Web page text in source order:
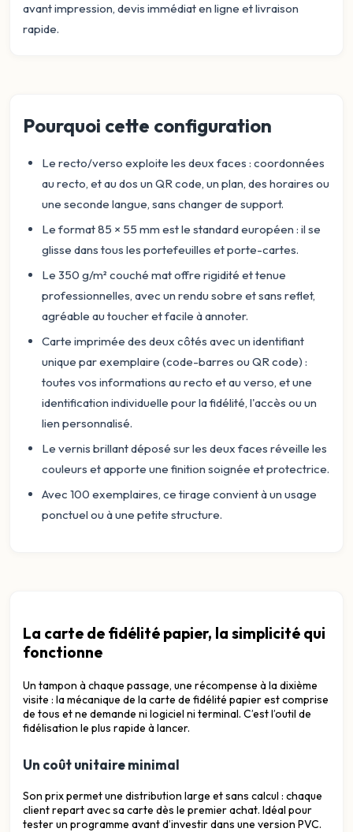
avant impression, devis immédiat en ligne et livraison
rapide.
Pourquoi cette configuration
Le recto/verso exploite les deux faces : coordonnées
au recto, et au dos un QR code, un plan, des horaires ou
une seconde langue, sans changer de support.
Le format 85 × 55 mm est le standard européen : il se
glisse dans tous les portefeuilles et porte-cartes.
Le 350 g/m² couché mat offre rigidité et tenue
professionnelles, avec un rendu sobre et sans reflet,
agréable au toucher et facile à annoter.
Carte imprimée des deux côtés avec un identifiant
unique par exemplaire (code-barres ou QR code) :
toutes vos informations au recto et au verso, et une
identification individuelle pour la fidélité, l'accès ou un
lien personnalisé.
Le vernis brillant déposé sur les deux faces réveille les
couleurs et apporte une finition soignée et protectrice.
Avec 100 exemplaires, ce tirage convient à un usage
ponctuel ou à une petite structure.
La carte de fidélité papier, la simplicité qui
fonctionne
Un tampon à chaque passage, une récompense à la dixième
visite : la mécanique de la carte de fidélité papier est comprise
de tous et ne demande ni logiciel ni terminal. C’est l’outil de
fidélisation le plus rapide à lancer.
Un coût unitaire minimal
Son prix permet une distribution large et sans calcul : chaque
client repart avec sa carte dès le premier achat. Idéal pour
tester un programme avant d’investir dans une version PVC.